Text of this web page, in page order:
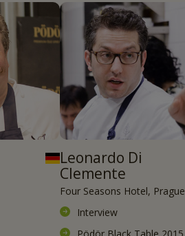
Leonardo Di
Clemente
Four Seasons Hotel, Prague
Interview